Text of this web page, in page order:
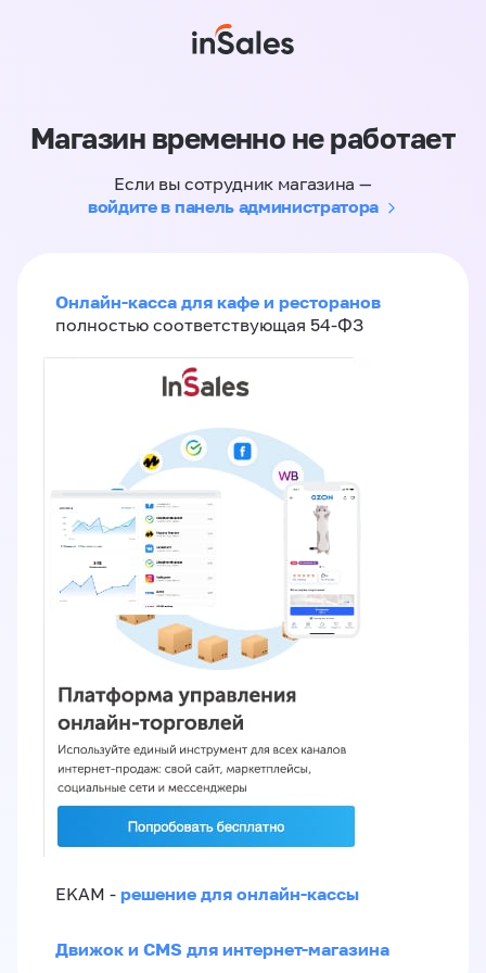
Магазин временно не работает
Если вы сотрудник магазина —
войдите в панель администратора
Онлайн-касса для кафе и ресторанов
полностью соответствующая 54-ФЗ
EKAM - решение для онлайн-кассы
Движок и CMS для интернет-магазина